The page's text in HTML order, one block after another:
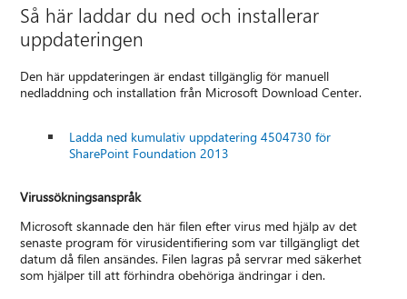
Så här laddar du ned och installerar
uppdateringen
Den här uppdateringen är endast tillgänglig för manuell
nedladdning och installation från Microsoft Download Center.
Ladda ned kumulativ uppdatering 4504730 för
SharePoint Foundation 2013
Virussökningsanspråk
Microsoft skannade den här filen efter virus med hjälp av det
senaste program för virusidentifiering som var tillgängligt det
datum då filen ansändes. Filen lagras på servrar med säkerhet
som hjälper till att förhindra obehöriga ändringar i den.